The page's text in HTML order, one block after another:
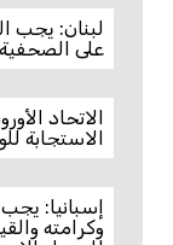
لبنان: يجب
على
الاتحاد
الاستجابة
إسبانيا:
وكرامته